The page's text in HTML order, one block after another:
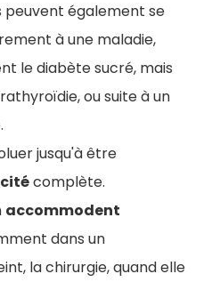
peuvent également se
à une maladie,
le diabète sucré, mais
ou suite à un
jusqu'à être
complète.
accommodent
dans un
la chirurgie, quand elle